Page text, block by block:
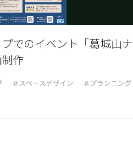
でのイベント「葛城山ナ
作
スペースデザイン プランニング